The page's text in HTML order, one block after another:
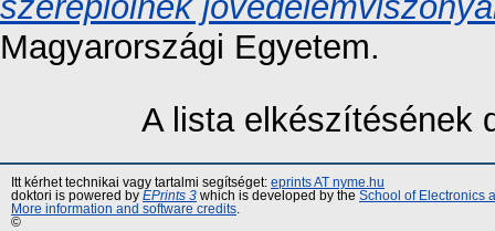
Magyarországi Egyetem.
A lista elkészítésének
Itt kérhet technikai vagy tartalmi segítséget: eprints AT nyme.hu
doktori is powered by EPrints 3 which is developed by the School of Electronics
More information and software credits
©